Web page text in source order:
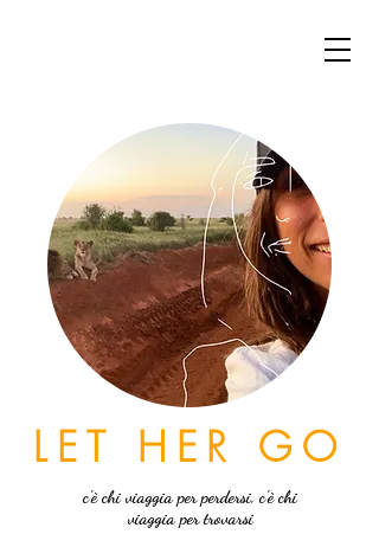
LET HER GO
c'è chi viaggia per perdersi, c'è chi
viaggia per trovarsi